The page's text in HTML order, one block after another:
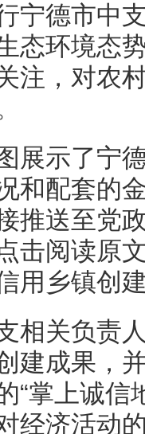
宁德市中
态环境态
注，对农
展示了宁
和配套的
推送至党
击阅读原
用乡镇创
相关负责
建成果，
“掌上诚信
经济活动